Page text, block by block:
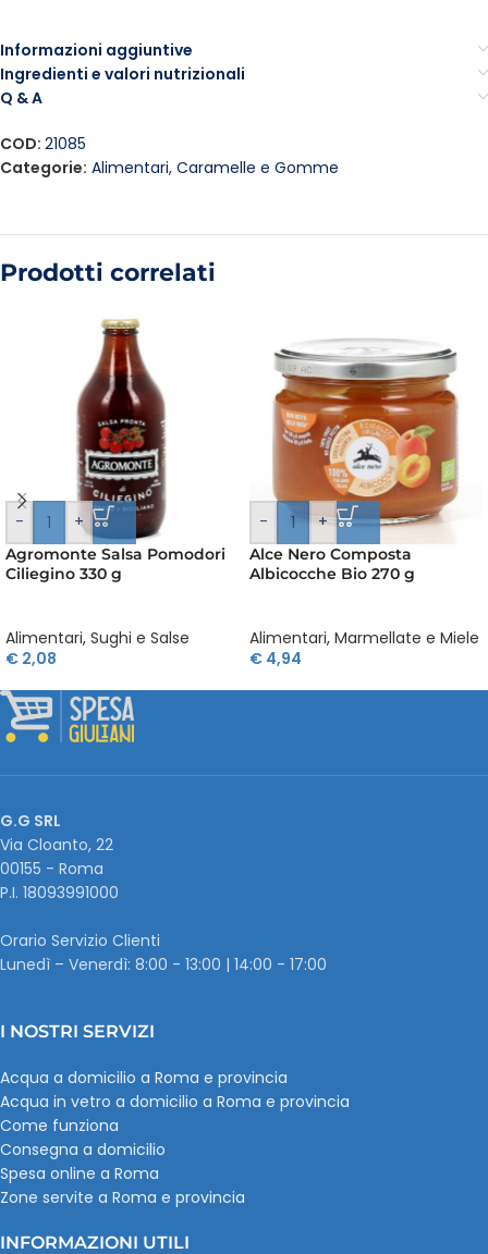
Informazioni aggiuntive
Ingredienti e valori nutrizionali
Q & A
COD: 21085
Categorie: Alimentari, Caramelle e Gomme
Prodotti correlati
- +
Agromonte Salsa Pomodori
Ciliegino 330 g
Alimentari, Sughi e Salse
€ 2,08
- +
Alce Nero Composta
Albicocche Bio 270 g
Alimentari, Marmellate e Miele
€ 4,94
G.G SRL
Via Cloanto, 22
00155 - Roma
P.I. ‭18093991000
Orario Servizio Clienti
Lunedì – Venerdì: 8:00 - 13:00 | 14:00 - 17:00
I NOSTRI SERVIZI
Acqua a domicilio a Roma e provincia
Acqua in vetro a domicilio a Roma e provincia
Come funziona
Consegna a domicilio
Spesa online a Roma
Zone servite a Roma e provincia
INFORMAZIONI UTILI